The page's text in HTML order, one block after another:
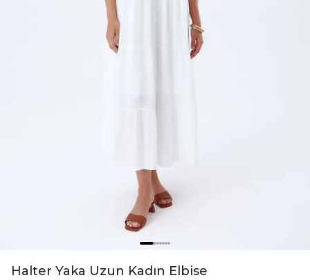
Halter Yaka Uzun Kadın Elbise